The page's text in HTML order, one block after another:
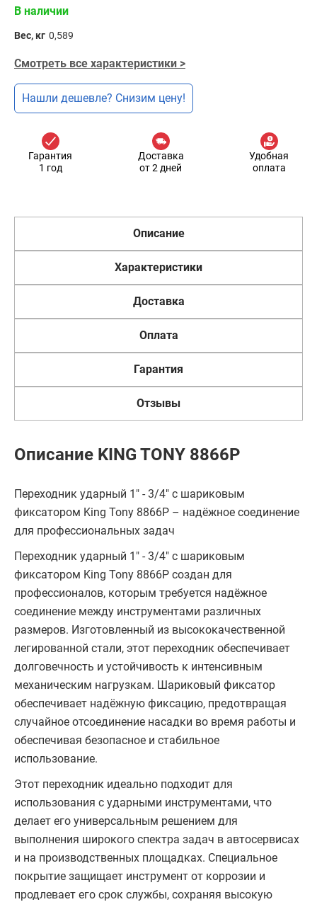
В наличии
Вес, кг 0,589
Смотреть все характеристики >
Нашли дешевле? Снизим цену!
Гарантия
1 год
Доставка
от 2 дней
Удобная
оплата
Описание
Характеристики
Доставка
Оплата
Гарантия
Отзывы
Описание KING TONY 8866P
Переходник ударный 1" - 3/4" с шариковым
фиксатором King Tony 8866P – надёжное соединение
для профессиональных задач
Переходник ударный 1" - 3/4" с шариковым
фиксатором King Tony 8866P создан для
профессионалов, которым требуется надёжное
соединение между инструментами различных
размеров. Изготовленный из высококачественной
легированной стали, этот переходник обеспечивает
долговечность и устойчивость к интенсивным
механическим нагрузкам. Шариковый фиксатор
обеспечивает надёжную фиксацию, предотвращая
случайное отсоединение насадки во время работы и
обеспечивая безопасное и стабильное
использование.
Этот переходник идеально подходит для
использования с ударными инструментами, что
делает его универсальным решением для
выполнения широкого спектра задач в автосервисах
и на производственных площадках. Специальное
покрытие защищает инструмент от коррозии и
продлевает его срок службы, сохраняя высокую